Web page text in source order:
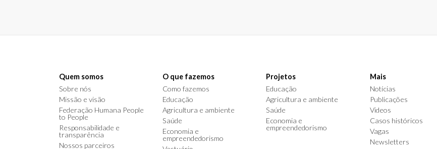
Quem somos
Sobre nós
Missão e visão
Federação Humana People
to People
Responsabilidade e
transparência
Nossos parceiros
O que fazemos
Como fazemos
Educação
Agricultura e ambiente
Saúde
Economia e
empreendedorismo
Projetos
Educação
Agricultura e ambiente
Saúde
Economia e
empreendedorismo
Mais
Notícias
Publicações
Videos
Casos históricos
Vagas
Newsletters